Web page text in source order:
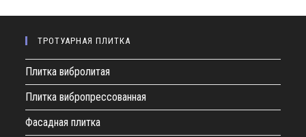
ТРОТУАРНАЯ ПЛИТКА
Плитка вибролитая
Плитка вибропрессованная
Фасадная плитка